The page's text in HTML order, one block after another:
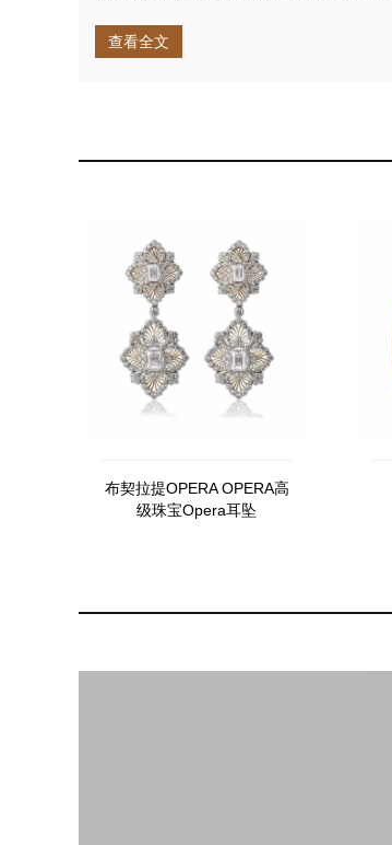
查看全文
布契拉提OPERA OPERA高
级珠宝Opera耳坠